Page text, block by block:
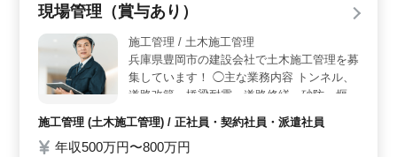
＞ 週5日以上の勤務が可能な方を歓迎しています。車通
勤が可能で、無料の駐車場も完備されています。また、
時給や年収は経験や能力に応じて柔軟に設定されてお
り、通勤手当や賞与も支給されます。 ＜経験の活か
し方＞ シニア層の経験豊富なスタッフが積極的に採用
されており、若手スタッフがその経験を学びながら成長
できる環境が整っています。特別養護老人ホームでの看
護業務を通じて、地域の高齢者の健康と生活の支援に貢
献できます。
現場管理（賞与あり）
施工管理 / 土木施工管理
兵庫県豊岡市の建設会社で土木施工管理を募
集しています！ ◯主な業務内容 トンネル、
道路改築、橋梁耐震、道路修繕、砂防、堰堤
コスト管理、安全管理、品質管理 ・発注者
との打ち合わせ ・積算 ・職人、資材の手配
施工管理 (土木施工管理) / 正社員・契約社員・派遣社員
年収500万円〜800万円